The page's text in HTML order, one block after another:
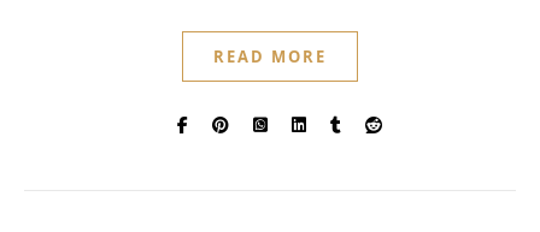
READ MORE